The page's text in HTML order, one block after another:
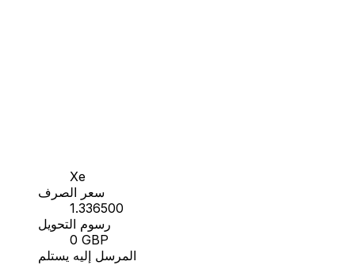
Xe
سعر الصرف
1.336500
رسوم التحويل
0 GBP
المرسل إليه يستلم